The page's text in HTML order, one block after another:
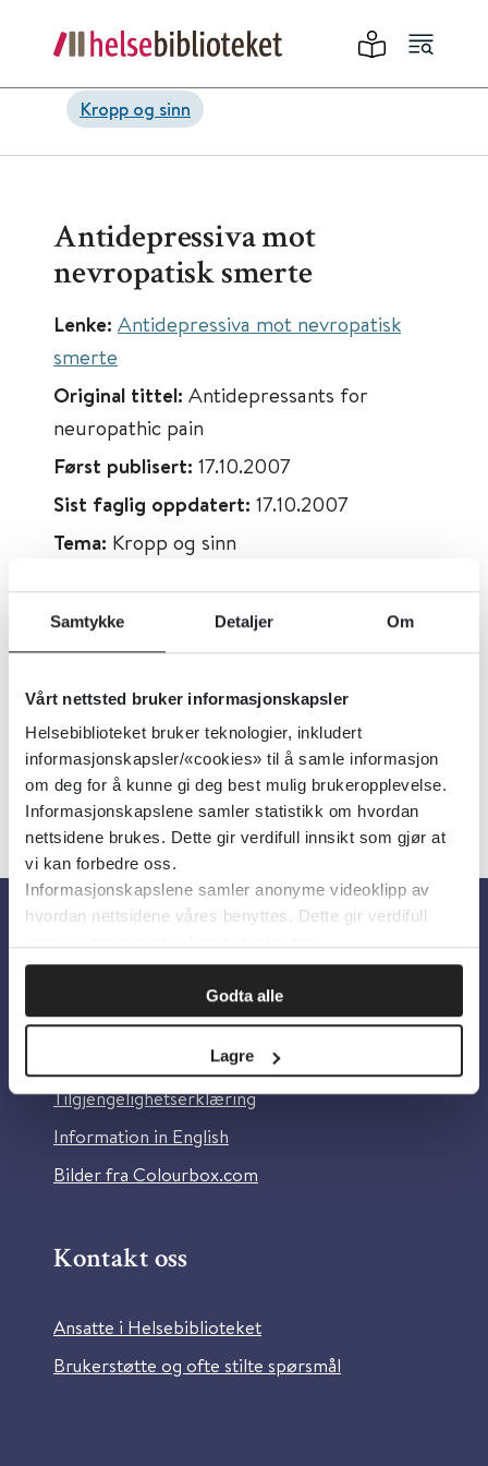
Samtykke Detaljer Om
Vårt nettsted bruker informasjonskapsler
Helsebiblioteket bruker teknologier, inkludert
informasjonskapsler/«cookies» til å samle informasjon
om deg for å kunne gi deg best mulig brukeropplevelse.
Informasjonskapslene samler statistikk om hvordan
nettsidene brukes. Dette gir verdifull innsikt som gjør at
vi kan forbedre oss.
Informasjonskapslene samler anonyme videoklipp av
hvordan nettsidene våres benyttes. Dette gir verdifull
Godta alle
Lagre
Kropp og sinn
Antidepressiva mot
nevropatisk smerte
Lenke: Antidepressiva mot nevropatisk
smerte
Original tittel: Antidepressants for
neuropathic pain
Først publisert: 17.10.2007
Sist faglig oppdatert: 17.10.2007
Tema: Kropp og sinn
Dokumenttype: Oppsummert forskning
Utgiver:Cochrane Library
Språk:Engelsk
Om oss
Om Helsebiblioteket
Personvern og informasjonskapsler
Tilgjengelighetserklæring
Information in English
Bilder fra Colourbox.com
Kontakt oss
Ansatte i Helsebiblioteket
Brukerstøtte og ofte stilte spørsmål